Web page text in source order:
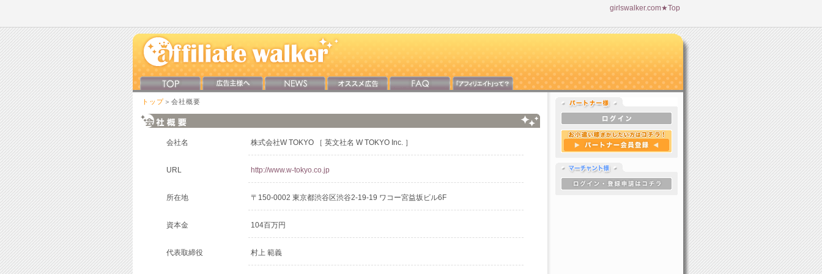
girlswalker.com★Top
トップ ＞会社概要
会社名 株式会社W TOKYO ［ 英文社名 W TOKYO Inc. ］
URL http://www.w-tokyo.co.jp
所在地 〒150-0002 東京都渋谷区渋谷2-19-19 ワコー宮益坂ビル6F
資本金 104百万円
代表取締役 村上 範義